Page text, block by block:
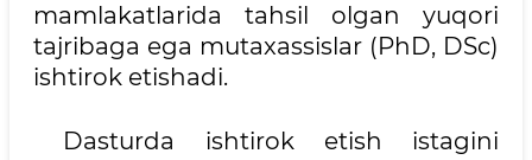
mamlakatlarida tahsil olgan yuqori
tajribaga ega mutaxassislar (PhD, DSc)
ishtirok etishadi.
Dasturda ishtirok etish istagini